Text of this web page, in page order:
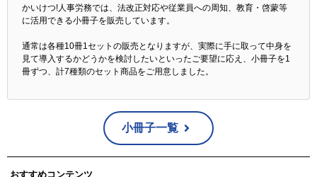
かいけつ!人事労務では、法改正対応や従業員への周知、教育・啓蒙等
に活用できる小冊子を販売しています。
通常は各種10冊1セットの販売となりますが、実際に手に取って中身を
見て導入するかどうかを検討したいといったご要望に応え、小冊子を1
冊ずつ、計7種類のセット商品をご用意しました。
小冊子一覧
おすすめコンテンツ